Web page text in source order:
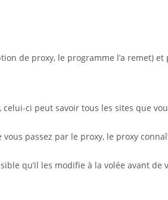
de proxy, le programme l’a remet) et
ci peut savoir tous les sites que
passez par le proxy, le proxy
qu’il les modifie à la volée avant de